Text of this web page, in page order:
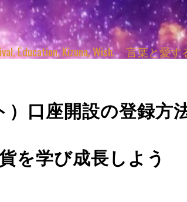
Education, Kizuna, Wish. 言葉
）口座開設の登録方
を学び成長しよう